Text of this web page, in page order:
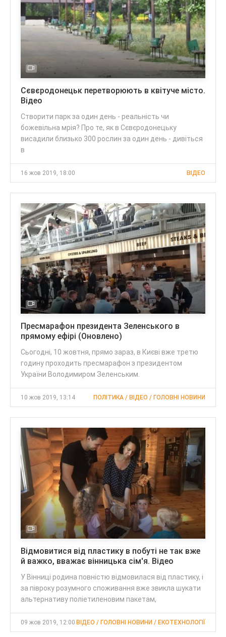
Сєвєродонецьк перетворюють в квітуче місто.
Відео
Створити парк за один день - реальність чи
божевільна мрія? Про те, як в Сєвєродонецьку
висадили близько 300 рослин за один день - дивіться
в
16 жов 2019, 18:00 ВІДЕО
Пресмарафон президента Зеленського в
прямому ефірі (Оновлено)
Сьогодні, 10 жовтня, прямо зараз, в Києві вже третю
годину проходить пресмарафон з президентом
України Володимиром Зеленським.
10 жов 2019, 13:14 ПОЛІТИКА / ВІДЕО / ГОЛОВНІ НОВИНИ
Відмовитися від пластику в побуті не так вже
й важко, вважає вінницька сім'я. Відео
У Вінниці родина повністю відмовилася від пластику, і
за півроку розумного споживання вже звикла шукати
альтернативу поліетиленовим пакетам,
09 жов 2019, 12:00 ВІДЕО / ГОЛОВНІ НОВИНИ / ЕКОТЕХНОЛОГІЇ